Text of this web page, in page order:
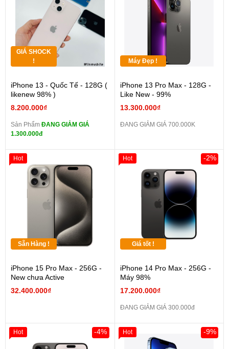
GIÁ SHOCK
!
iPhone 13 - Quốc Tế - 128G (
likenew 98% )
8.200.000₫
Sản Phẩm ĐANG GIẢM GIÁ
1.300.000đ
Máy Đẹp !
iPhone 13 Pro Max - 128G -
Like New - 99%
13.300.000₫
ĐANG GIẢM GIÁ 700.000K
Sẵn Hàng !
iPhone 15 Pro Max - 256G -
New chưa Active
32.400.000₫
Hot
Giá tốt !
iPhone 14 Pro Max - 256G -
Máy 98%
17.200.000₫
-2%
ĐANG GIẢM GIÁ 300.000đ
Hot
-4%
Hot -9%
Hot